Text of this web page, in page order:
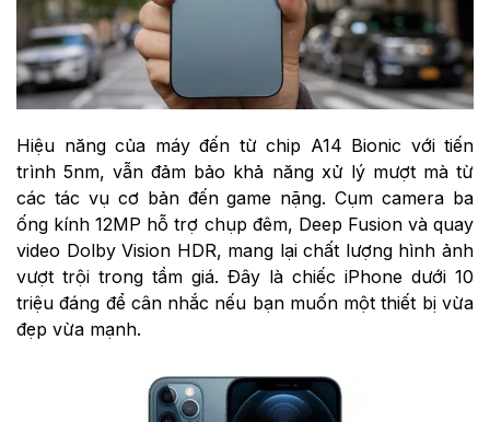
Hiệu năng của máy đến từ chip A14 Bionic với tiến
trình 5nm, vẫn đảm bảo khả năng xử lý mượt mà từ
các tác vụ cơ bản đến game nặng. Cụm camera ba
ống kính 12MP hỗ trợ chụp đêm, Deep Fusion và quay
video Dolby Vision HDR, mang lại chất lượng hình ảnh
vượt trội trong tầm giá. Đây là chiếc iPhone dưới 10
triệu đáng để cân nhắc nếu bạn muốn một thiết bị vừa
đẹp vừa mạnh.